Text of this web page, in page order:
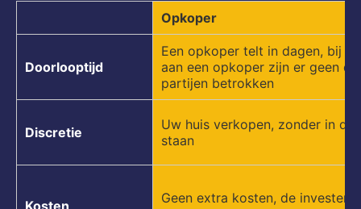
Opkoper
Doorlooptijd
Een opkoper telt in dagen, bij
aan een opkoper zijn er geen
partijen betrokken
Discretie
Uw huis verkopen, zonder in de
staan
Geen extra kosten, de